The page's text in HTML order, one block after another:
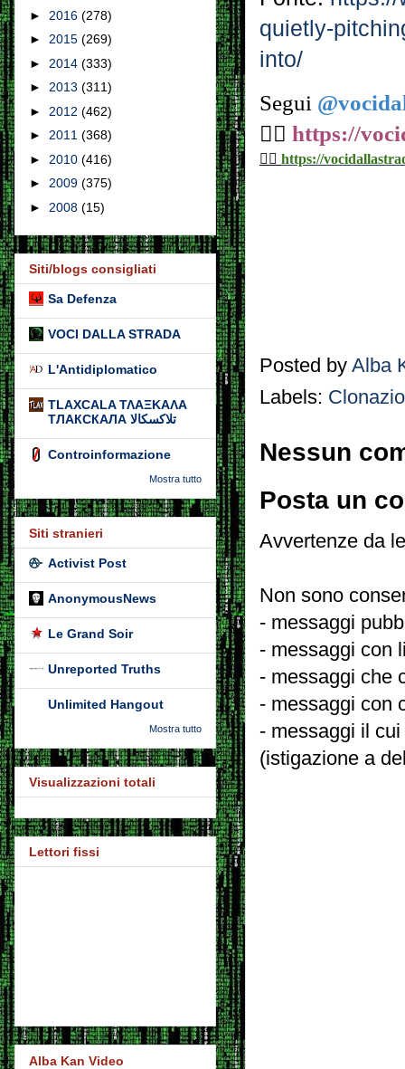
quietly-
into/
Segui
👉🏼 https://
👉🏼 https://
Posted by Alba
Labels:
Nessun
Posta un
Avvertenze da
Non sono
- messaggi
- messaggi con
- messaggi che
- messaggi con
- messaggi il
(istigazione a
► 2016 (278)
► 2015 (269)
► 2014 (333)
► 2013 (311)
► 2012 (462)
► 2011 (368)
► 2010 (416)
► 2009 (375)
► 2008 (15)
Siti/blogs consigliati
Sa Defenza
VOCI DALLA STRADA
L'Antidiplomatico
TLAXCALA ΤΛΑΞΚΑΛΑ
ТЛАКСКАЛА تلاكسكالا
Controinformazione
Mostra tutto
Siti stranieri
Activist Post
AnonymousNews
Le Grand Soir
Unreported Truths
Unlimited Hangout
Mostra tutto
Visualizzazioni totali
Lettori fissi
Alba Kan Video